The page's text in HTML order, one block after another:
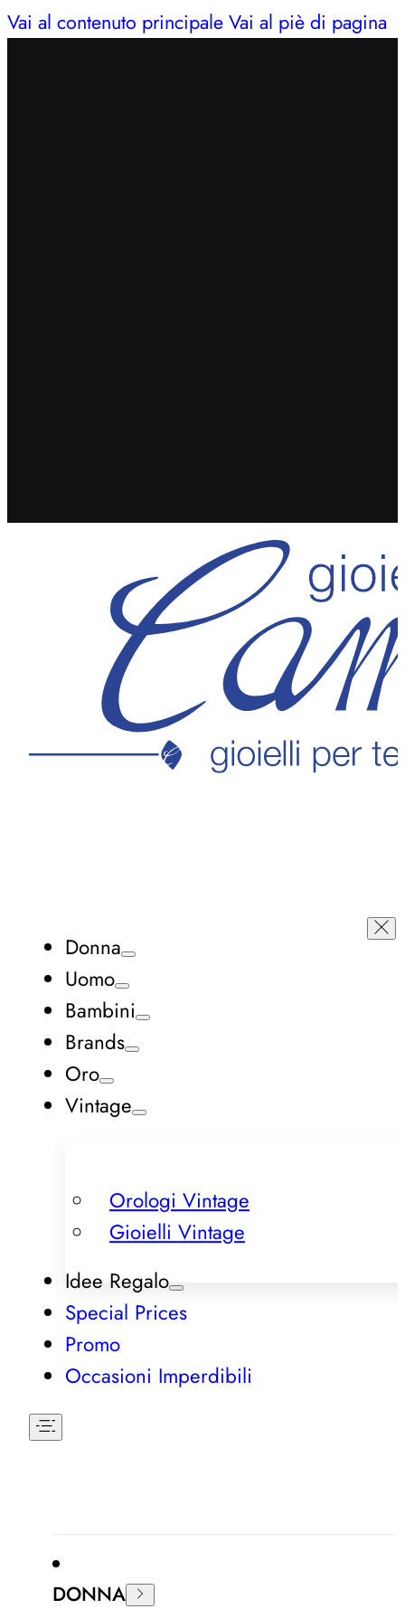
Vai al contenuto principaleVai al piè di pagina
Donna
Uomo
Bambini
Brands
Oro
Vintage
Orologi Vintage
Gioielli Vintage
Idee Regalo
Special Prices
Promo
Occasioni Imperdibili
DONNA